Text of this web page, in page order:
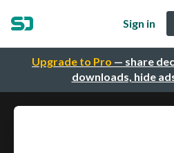
Upgrade to Pro — share
downloads, hide
Sign in